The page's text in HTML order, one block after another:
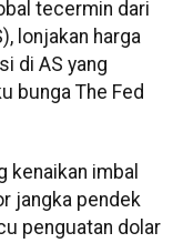
tecermin dari
lonjakan harga
di AS yang
bunga The Fed
imbal
jangka pendek
penguatan dolar